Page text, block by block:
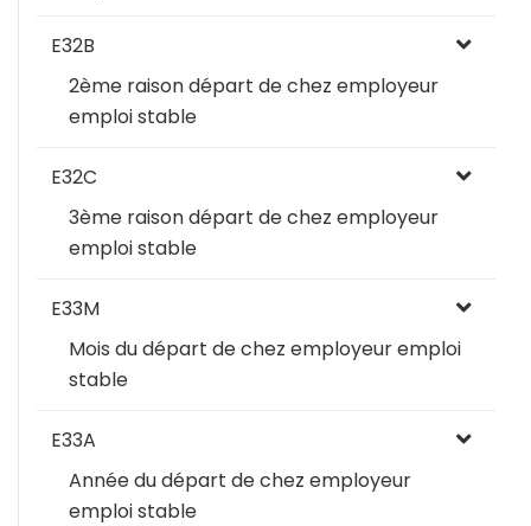
E32B
2ème raison départ de chez employeur
emploi stable
E32C
3ème raison départ de chez employeur
emploi stable
E33M
Mois du départ de chez employeur emploi
stable
E33A
Année du départ de chez employeur
emploi stable